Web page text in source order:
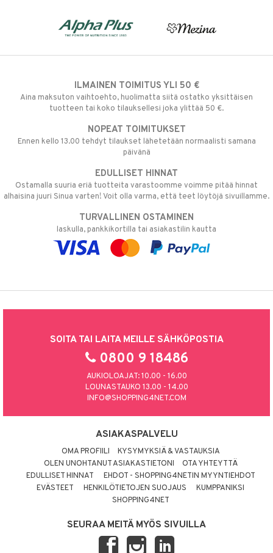
ILMAINEN TOIMITUS YLI 50 €
Aina maksuton vaihtoehto, huolimatta siitä ostatko yksittäisen
tuotteen tai koko tilauksellesi joka ylittää 50 €.
NOPEAT TOIMITUKSET
Ennen kello 13.00 tehdyt tilaukset lähetetään normaalisti samana
päivänä
EDULLISET HINNAT
Ostamalla suuria eriä tuotteita varastoomme voimme pitää hinnat
alhaisina juuri Sinua varten! Voit olla varma, että teet löytöjä sivuillamme.
TURVALLINEN OSTAMINEN
laskulla, pankkikortilla tai asiakastilin kautta
SOITA TAI LAITA MEILLE SÄHKÖPOSTIA
0800 9 18486
AUKIOLOAJAT: 10.00 - 16.00
LOUNASTAUKO 13.00 - 14.00
INFO@SHOPPING4NET.COM
ASIAKASPALVELU
OMA PROFIILI
KYSYMYKSIÄ & VASTAUKSIA
OLEN UNOHTANUT ASIAKASTIETONI
OTA YHTEYTTÄ
EDULLISET HINNAT
EHDOT - SHOPPING4NETIN MYYNTIEHDOT
EVÄSTEET
HENKILÖTIETOJEN SUOJAUS
KUMPPANIKSI
SHOPPING4NET
SEURAA MEITÄ MYÖS SIVUILLA